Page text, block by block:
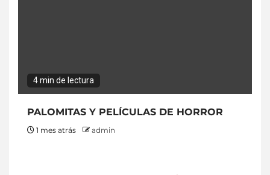
4 min de lectura
PALOMITAS Y PELÍCULAS DE HORROR
1 mes atrás admin